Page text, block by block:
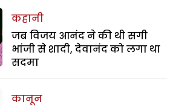
कहानी
जब विजय आनंद ने की थी सगी
भांजी से शादी, देवानंद को लगा था
सदमा
कानून